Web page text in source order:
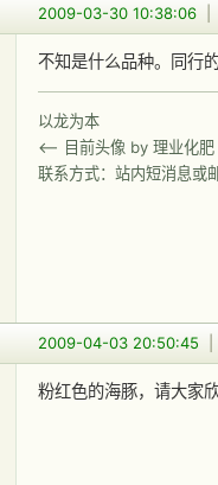
2009-03-30 10:38:06
不知是什么品种。同行
以龙为本
<-- 目前头像 by 理业化肥
联系方式：站内短消息或
2009-04-03 20:50:45
粉红色的海豚，请大家